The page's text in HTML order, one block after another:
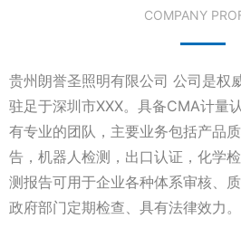
COMPANY
贵州朗誉圣照明有限公司 公司是权
驻足于深圳市XXX。具备CMA计量
有专业的团队，主要业务包括产品
告，机器人检测，出口认证，化学
测报告可用于企业各种体系审核、
政府部门定期检查、具有法律效力。